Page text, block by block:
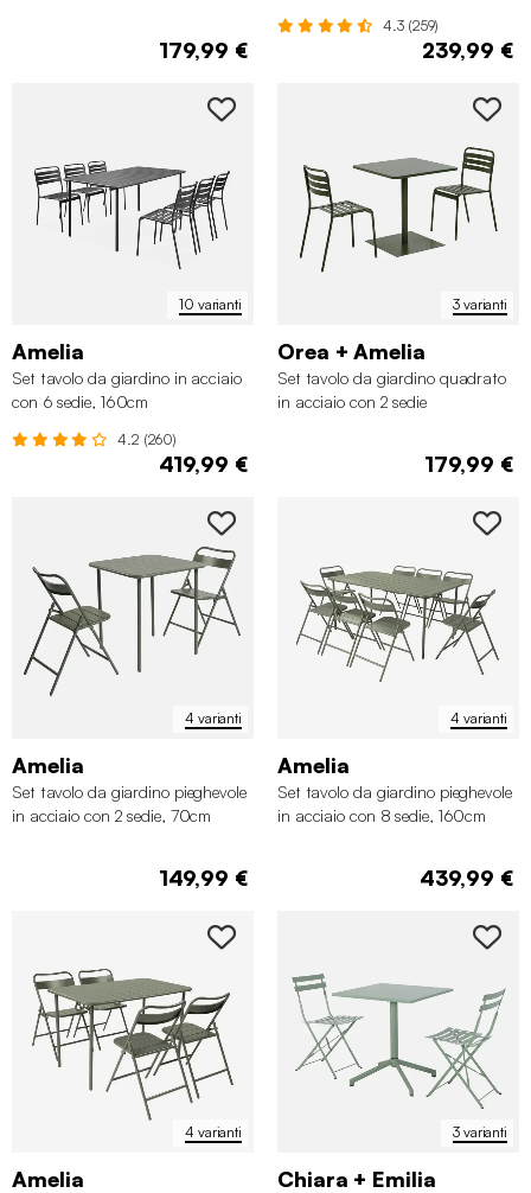
179,99 €
4.3 (259)
239,99 €
10 varianti
Amelia
Set tavolo da giardino in acciaio
con 6 sedie, 160cm
4.2 (260)
419,99 €
3 varianti
Orea + Amelia
Set tavolo da giardino quadrato
in acciaio con 2 sedie
179,99 €
4 varianti
Amelia
Set tavolo da giardino pieghevole
in acciaio con 2 sedie, 70cm
149,99 €
4 varianti
Amelia
Set tavolo da giardino pieghevole
in acciaio con 8 sedie, 160cm
439,99 €
4 varianti
Amelia
3 varianti
Chiara + Emilia